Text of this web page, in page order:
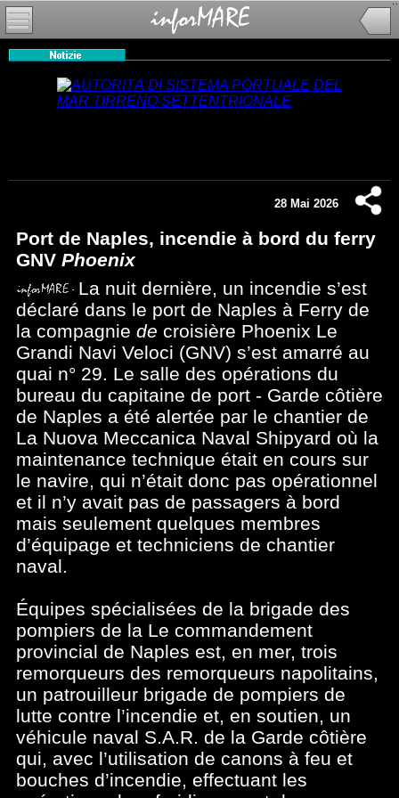
28 Mai 2026
Port de Naples, incendie à bord du ferry
GNV Phoenix
La nuit dernière, un incendie s’est
déclaré dans le port de Naples à Ferry de
la compagnie de croisière Phoenix Le
Grandi Navi Veloci (GNV) s’est amarré au
quai n° 29. Le salle des opérations du
bureau du capitaine de port - Garde côtière
de Naples a été alertée par le chantier de
La Nuova Meccanica Naval Shipyard où la
maintenance technique était en cours sur
le navire, qui n’était donc pas opérationnel
et il n’y avait pas de passagers à bord
mais seulement quelques membres
d’équipage et techniciens de chantier
naval.
Équipes spécialisées de la brigade des
pompiers de la Le commandement
provincial de Naples est, en mer, trois
remorqueurs des remorqueurs napolitains,
un patrouilleur brigade de pompiers de
lutte contre l’incendie et, en soutien, un
véhicule naval S.A.R. de la Garde côtière
qui, avec l’utilisation de canons à feu et
bouches d’incendie, effectuant les